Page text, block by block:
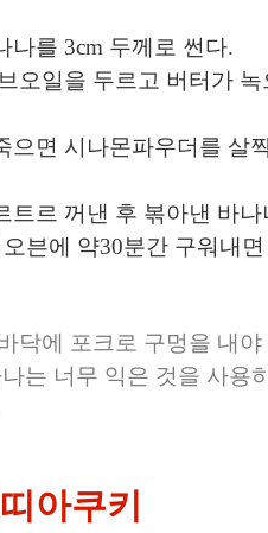
를 3cm 두께로 썬다.
오일을 두르고 버터가
면 시나몬파우더를 살
르 꺼낸 후 볶아낸 바나
븐에 약30분간 구워내면
닥에 포크로 구멍을 내
는 너무 익은 것을 사용
아쿠키